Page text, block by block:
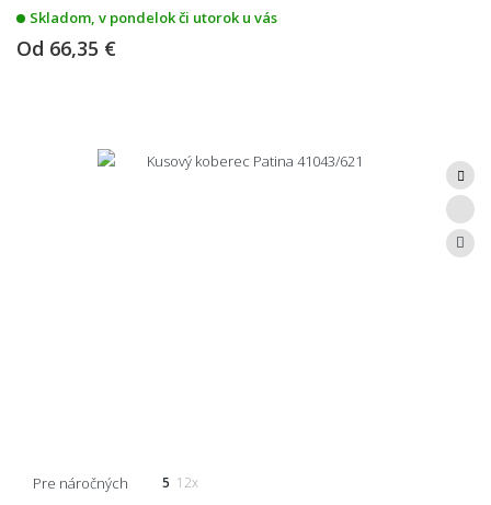
Skladom, v pondelok či utorok u vás
Od 66,35 €
Pre náročných 5 12x